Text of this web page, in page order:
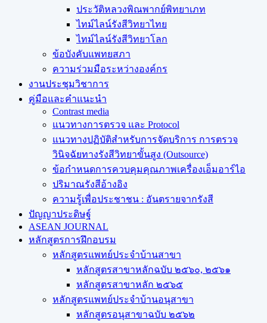
ประวัติหลวงพิณพากย์พิทยาเภท
ไทม์ไลน์รังสีวิทยาไทย
ไทม์ไลน์รังสีวิทยาโลก
ข้อบังคับแพทยสภา
ความร่วมมือระหว่างองค์กร
งานประชุมวิชาการ
คู่มือและคำแนะนำ
Contrast media
แนวทางการตรวจ และ Protocol
แนวทางปฏิบัติสำหรับการจัดบริการ การตรวจ
วินิจฉัยทางรังสีวิทยาขั้นสูง (Outsource)
ข้อกำหนดการควบคุมคุณภาพเครื่องเอ็มอาร์ไอ
ปริมาณรังสีอ้างอิง
ความรู้เพื่อประชาชน : อันตรายจากรังสี
ปัญญาประดิษฐ์
ASEAN JOURNAL
หลักสูตรการฝึกอบรม
หลักสูตรแพทย์ประจำบ้านสาขา
หลักสูตรสาขาหลักฉบับ ๒๕๖๐, ๒๕๖๑
หลักสูตรสาขาหลัก ๒๕๖๕
หลักสูตรแพทย์ประจำบ้านอนุสาขา
หลักสูตรอนุสาขาฉบับ ๒๕๖๒